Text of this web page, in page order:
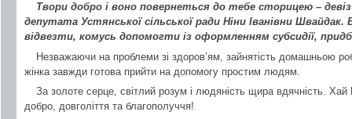
Твори добро і воно повернеться до тебе сторицею –
депутата Устянської сільської ради Ніни Іванівни Швайдак.
відвезти, комусь допомогти із оформленням субсидії,
Незважаючи на проблеми зі здоров’ям, зайнятість домашньою
жінка завжди готова прийти на допомогу простим людям.
За золоте серце, світлий розум і людяність щира вдячність.
добро, довголіття та благополуччя!